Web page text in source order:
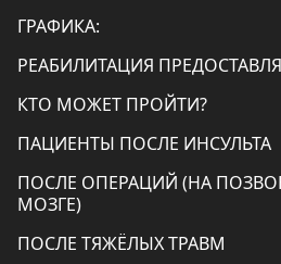
ГРАФИКА:
РЕАБИЛИТАЦИЯ
КТО МОЖЕТ ПРОЙТИ?
ПАЦИЕНТЫ ПОСЛЕ ИНСУЛЬТА
ПОСЛЕ ОПЕРАЦИЙ (НА
МОЗГЕ)
ПОСЛЕ ТЯЖЁЛЫХ ТРАВМ